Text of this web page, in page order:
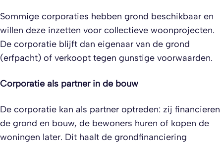
Sommige corporaties hebben grond beschikbaar en
willen deze inzetten voor collectieve woonprojecten.
De corporatie blijft dan eigenaar van de grond
(erfpacht) of verkoopt tegen gunstige voorwaarden.
Corporatie als partner in de bouw
De corporatie kan als partner optreden: zij financieren
de grond en bouw, de bewoners huren of kopen de
woningen later. Dit haalt de grondfinanciering